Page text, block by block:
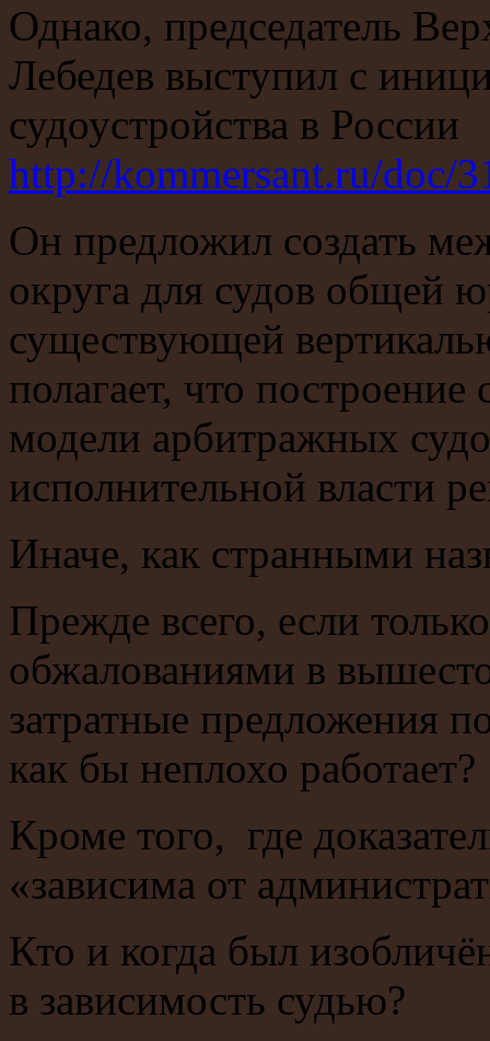
Однако, председатель
Лебедев выступил с
судоустройства в России
http://kommersant.ru/doc/
Он предложил создать
округа для судов общей
существующей
полагает, что
модели арбитражных
исполнительной власти
Иначе, как странными
Прежде всего, если
обжалованиями в
затратные предложения
как бы неплохо работает?
Кроме того, где
«зависима от
Кто и когда был
в зависимость судью?